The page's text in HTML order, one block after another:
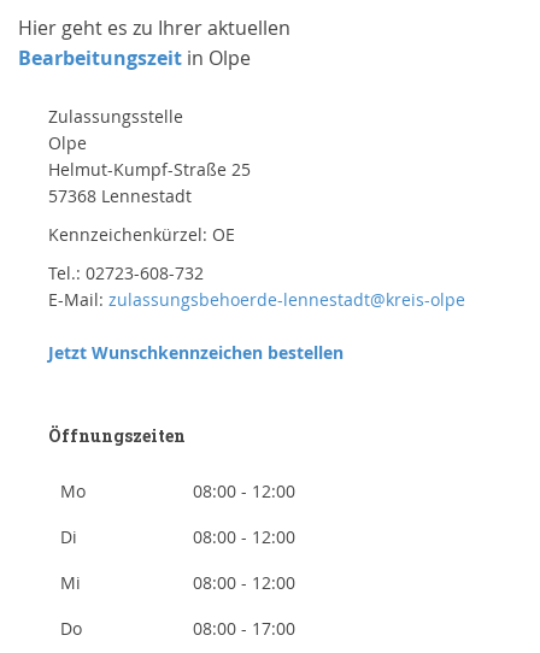
Hier geht es zu Ihrer aktuellen
Bearbeitungszeit in Olpe
Zulassungsstelle
Olpe
Helmut-Kumpf-Straße 25
57368 Lennestadt
Kennzeichenkürzel: OE
Tel.: 02723-608-732
E-Mail: zulassungsbehoerde-lennestadt@kreis-olpe
Jetzt Wunschkennzeichen bestellen
Öffnungszeiten
Mo
08:00 - 12:00
Di
08:00 - 12:00
Mi
08:00 - 12:00
Do
08:00 - 17:00